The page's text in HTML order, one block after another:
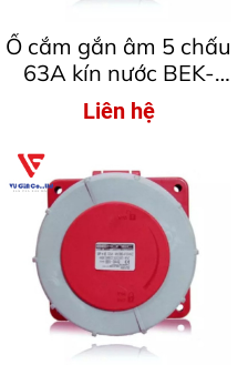
Ổ cắm gắn âm 5 chấu
63A kín nước BEK-
3352
Liên hệ